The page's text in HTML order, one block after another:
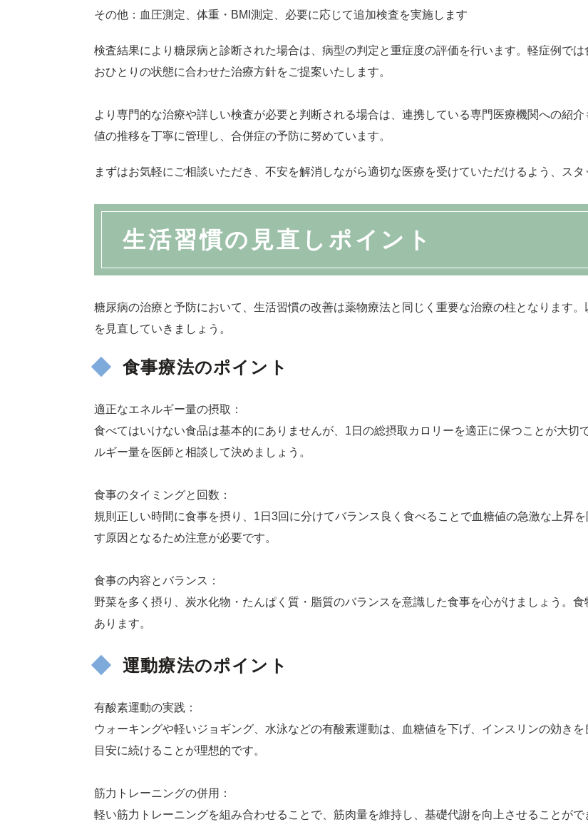
その他：血圧測定、体重・BMI測定、必要に応じて追加検査を実施します
検査結果により糖尿病と診断された場合は、病型の判定と重症度の評価を行います。軽症例で
おひとりの状態に合わせた治療方針をご提案いたします。
より専門的な治療や詳しい検査が必要と判断される場合は、連携している専門医療機関への紹
値の推移を丁寧に管理し、合併症の予防に努めています。
まずはお気軽にご相談いただき、不安を解消しながら適切な医療を受けていただけるよう、スタ
生活習慣の見直しポイント
糖尿病の治療と予防において、生活習慣の改善は薬物療法と同じく重要な治療の柱となります
を見直していきましょう。
食事療法のポイント
適正なエネルギー量の摂取：
食べてはいけない食品は基本的にありませんが、1日の総摂取カロリーを適正に保つことが大切
ルギー量を医師と相談して決めましょう。
食事のタイミングと回数：
規則正しい時間に食事を摂り、1日3回に分けてバランス良く食べることで血糖値の急激な上昇
す原因となるため注意が必要です。
食事の内容とバランス：
野菜を多く摂り、炭水化物・たんぱく質・脂質のバランスを意識した食事を心がけましょう。
あります。
運動療法のポイント
有酸素運動の実践：
ウォーキングや軽いジョギング、水泳などの有酸素運動は、血糖値を下げ、インスリンの効き
目安に続けることが理想的です。
筋力トレーニングの併用：
軽い筋力トレーニングを組み合わせることで、筋肉量を維持し、基礎代謝を向上させることが